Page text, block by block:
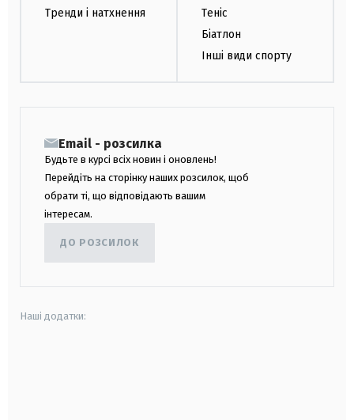
Тренди і натхнення
Теніс
Біатлон
Інші види спорту
Email - розсилка
Будьте в курсі всіх новин і оновлень!
Перейдіть на сторінку наших розсилок, щоб
обрати ті, що відповідають вашим
інтересам.
ДО РОЗСИЛОК
Наші додатки: